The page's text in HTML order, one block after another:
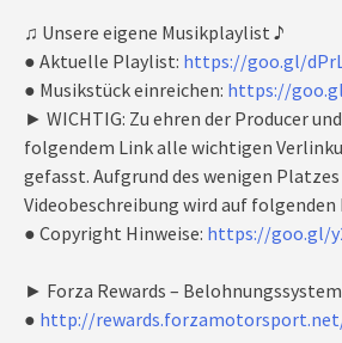
♫ Unsere eigene Musikplaylist ♪
● Aktuelle Playlist: https://goo.gl/
● Musikstück einreichen: https://
► WICHTIG: Zu ehren der Producer
folgendem Link alle wichtigen
gefasst. Aufgrund des wenigen
Videobeschreibung wird auf folgenden
● Copyright Hinweise: https://goo.gl/
► Forza Rewards –
● http://